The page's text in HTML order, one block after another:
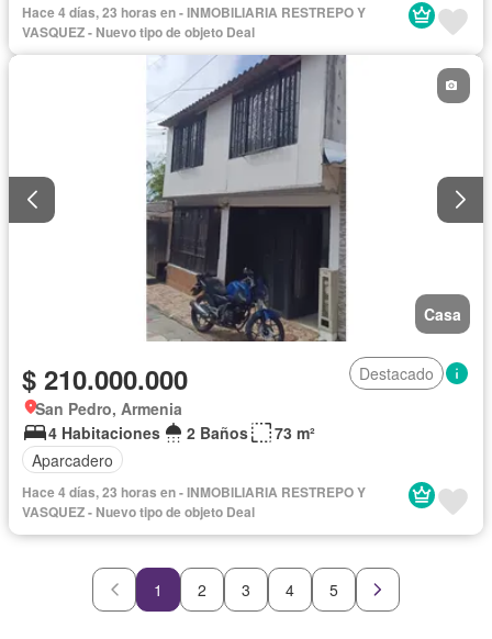
Hace 4 días, 23 horas en - INMOBILIARIA RESTREPO Y
VASQUEZ - Nuevo tipo de objeto Deal
Casa
$ 210.000.000
Destacado
San Pedro, Armenia
4 Habitaciones
2 Baños
73 m²
Aparcadero
Hace 4 días, 23 horas en - INMOBILIARIA RESTREPO Y
VASQUEZ - Nuevo tipo de objeto Deal
1 2 3 4 5